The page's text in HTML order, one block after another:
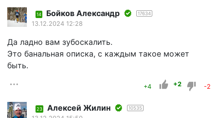
14 Бойков Александр 17634
13.12.2024 12:28
Да ладно вам зубоскалить.
Это банальная описка, с каждым такое может
быть.
+4 +2 -2
23 Алексей Жилин 10535